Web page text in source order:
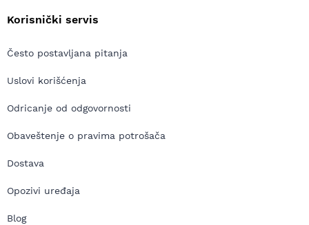
Korisnički servis
Često postavljana pitanja
Uslovi korišćenja
Odricanje od odgovornosti
Obaveštenje o pravima potrošača
Dostava
Opozivi uređaja
Blog